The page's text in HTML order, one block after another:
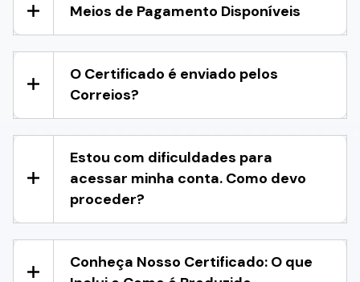
Meios de Pagamento Disponíveis
O Certificado é enviado pelos
Correios?
Estou com dificuldades para
acessar minha conta. Como devo
proceder?
Conheça Nosso Certificado: O que